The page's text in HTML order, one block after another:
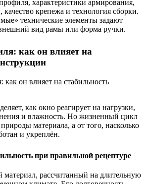
характеристики армирования,
качество крепежа и технология сборки.
технические элементы задают
внешний вид рамы или форма ручки.
как он влияет на
как окно реагирует на нагрузки,
и влажность. Но жизненный цикл
материала, а от того, насколько
и укреплён.
при правильной рецептуре
рассчитанный на длительную